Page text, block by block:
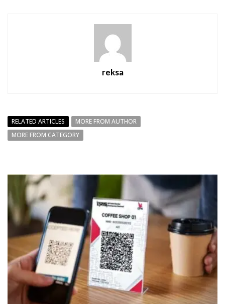
reksa
RELATED ARTICLES
MORE FROM AUTHOR
MORE FROM CATEGORY